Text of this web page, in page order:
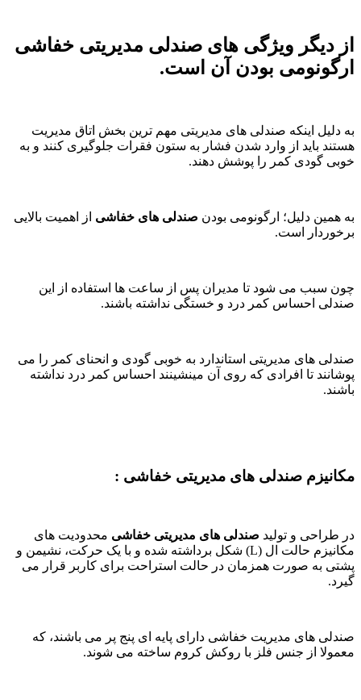
از دیگر ویژگی های صندلی مدیریتی خفاشی
ارگونومی بودن آن است.
به دلیل اینکه صندلی های مدیریتی مهم ترین بخش اتاق مدیریت
هستند باید از وارد شدن فشار به ستون فقرات جلوگیری کنند و به
خوبی گودی کمر را پوشش دهند.
به همین دلیل؛ ارگونومی بودن صندلی های خفاشی از اهمیت بالایی
برخوردار است.
چون سبب می شود تا مدیران پس از ساعت ها استفاده از این
صندلی احساس کمر درد و خستگی نداشته باشند.
صندلی های مدیریتی استاندارد به خوبی گودی و انحنای کمر را می
پوشانند تا افرادی که روی آن مینشینند احساس کمر درد نداشته
باشند.
مکانیزم صندلی های مدیریتی خفاشی :
در طراحی و تولید صندلی های مدیریتی خفاشی محدودیت های
مکانیزم حالت ال (L) شکل برداشته شده و با یک حرکت، نشیمن و
پشتی به صورت همزمان در حالت استراحت برای کاربر قرار می
گیرد.
صندلی های مدیریت خفاشی دارای پایه ای پنج پر می باشند، که
معمولا از جنس فلز با روکش کروم ساخته می شوند.